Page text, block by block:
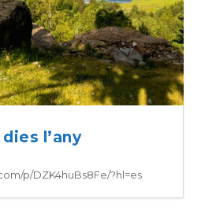
l’any
p/DZK4huBs8Fe/?hl=es